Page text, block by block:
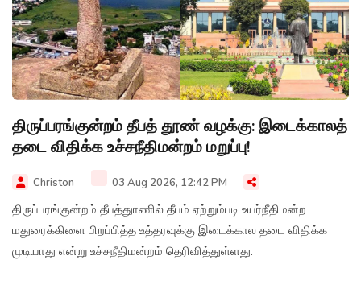
திருப்பரங்குன்றம் தீபத் தூண் வழக்கு: இடைக்காலத்
தடை விதிக்க உச்சநீதிமன்றம் மறுப்பு!
Christon 03 Aug 2026, 12:42 PM
திருப்பரங்குன்றம் தீபத்துாணில் தீபம் ஏற்றும்படி உயர்நீதிமன்ற
மதுரைக்கிளை பிறப்பித்த உத்தரவுக்கு இடைக்கால தடை விதிக்க
முடியாது என்று உச்சநீதிமன்றம் தெரிவித்துள்ளது.